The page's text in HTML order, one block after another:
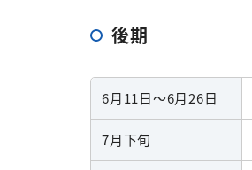
後期
6月11日～6月26日
7月下旬